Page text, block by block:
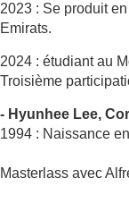
2023 : Se produit
Emirats.
2024 : étudiant au
Troisième
- Hyunhee Lee,
1994 : Naissance
Masterlass avec